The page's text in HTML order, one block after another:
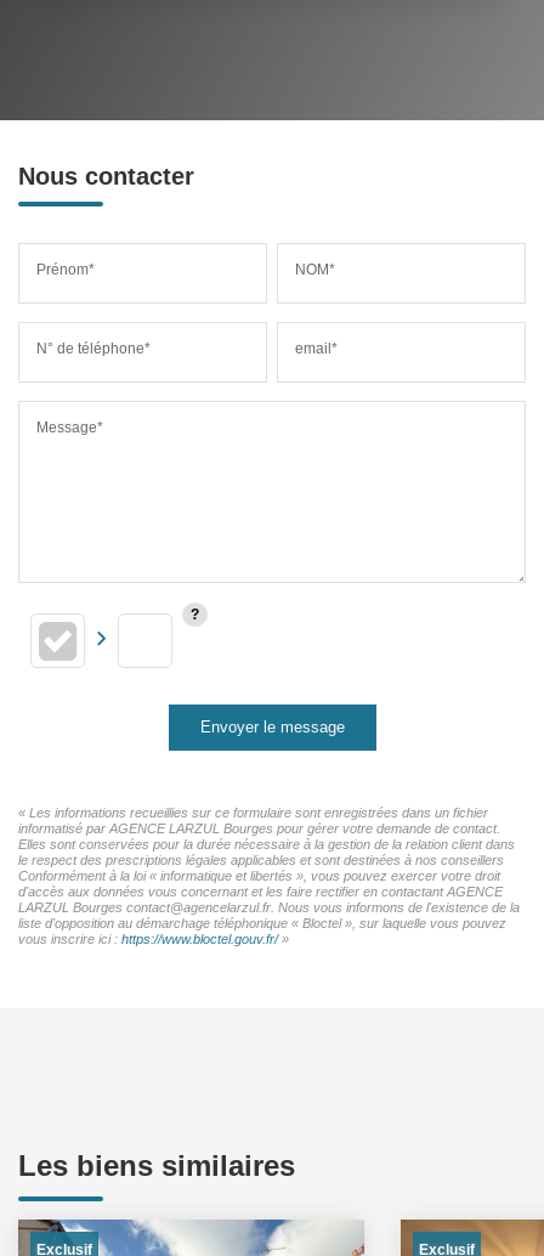
Nous contacter
Prénom* NOM*
N° de téléphone* email*
Message*
Envoyer le message
« Les informations recueillies sur ce formulaire sont enregistrées dans un fichier
informatisé par AGENCE LARZUL Bourges pour gérer votre demande de contact.
Elles sont conservées pour la durée nécessaire à la gestion de la relation client dans
le respect des prescriptions légales applicables et sont destinées à nos conseillers
Conformément à la loi « informatique et libertés », vous pouvez exercer votre droit
d'accès aux données vous concernant et les faire rectifier en contactant AGENCE
LARZUL Bourges contact@agencelarzul.fr. Nous vous informons de l'existence de la
liste d'opposition au démarchage téléphonique « Bloctel », sur laquelle vous pouvez
vous inscrire ici : https://www.bloctel.gouv.fr/»
Les biens similaires
Exclusif Exclusif